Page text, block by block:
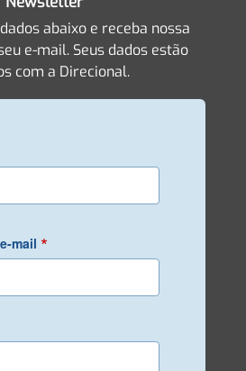
abaixo e receba nossa
e-mail. Seus dados estão
com a Direcional.
mail *